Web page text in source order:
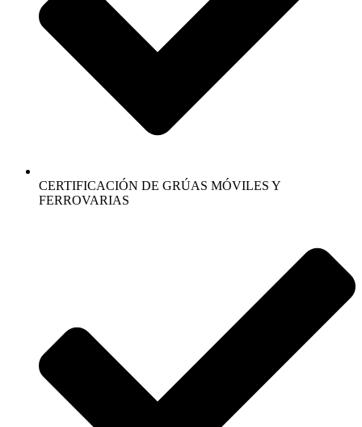
CERTIFICACIÓN DE GRÚAS MÓVILES Y
FERROVARIAS